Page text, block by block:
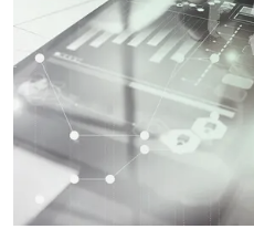
régularisation est
régularisée.